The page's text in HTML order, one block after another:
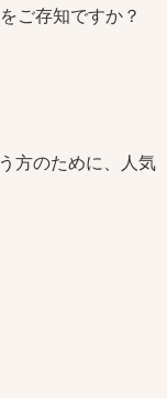
ご存知ですか？
方のために、人気